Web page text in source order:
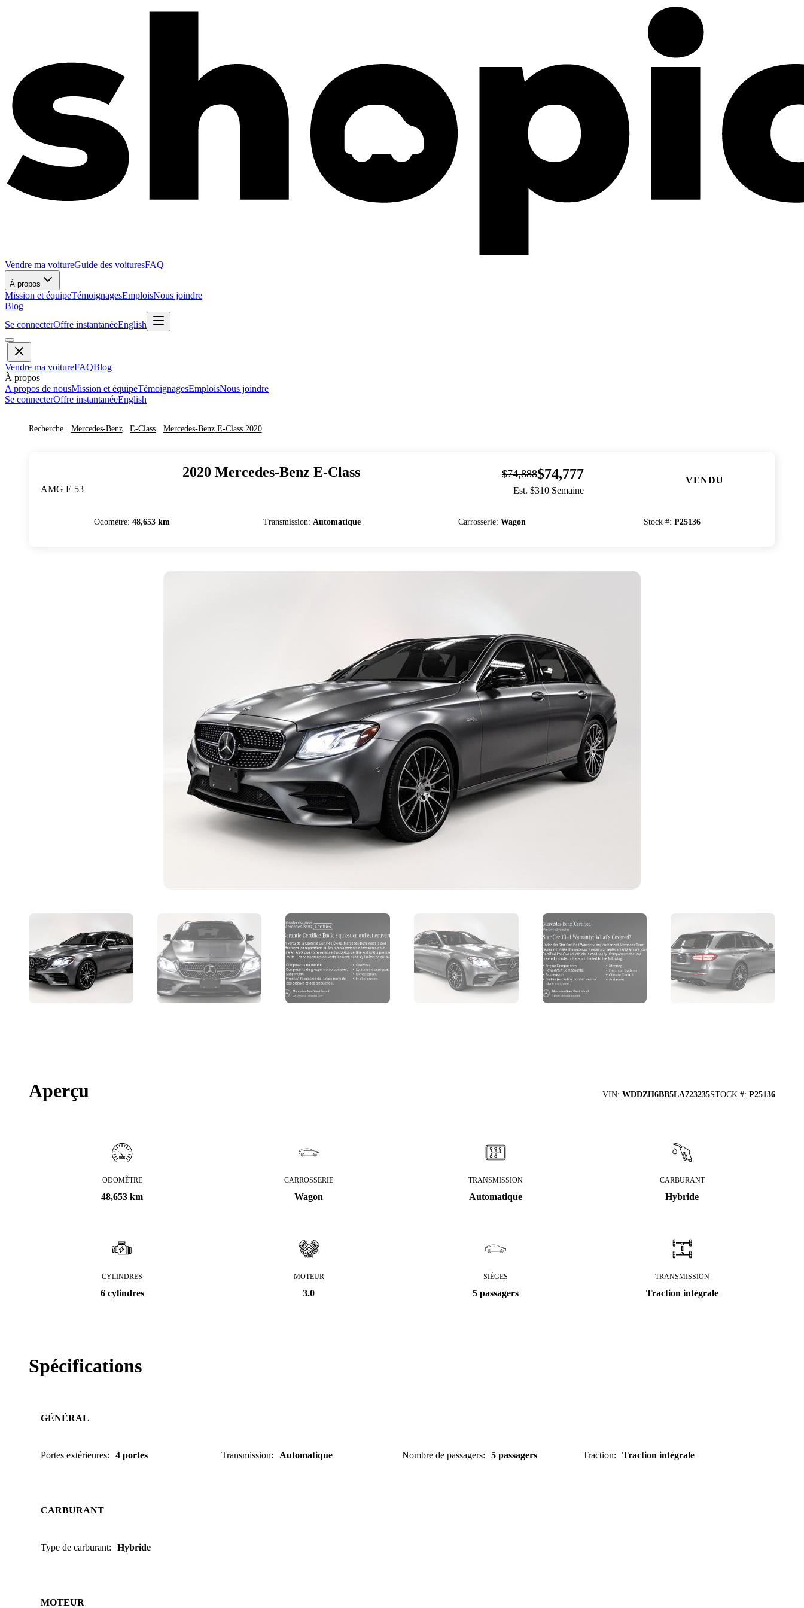
Vendre ma voitureGuide des voituresFAQ
À propos
Mission et équipeTémoignagesEmploisNous joindre
Blog
Se connecterOffre instantanéeEnglish
Vendre ma voitureFAQBlog
À propos
A propos de nousMission et équipeTémoignagesEmploisNous joindre
Se connecterOffre instantanéeEnglish
Recherche Mercedes-Benz E-Class Mercedes-Benz E-Class 2020
2020 Mercedes-Benz E-Class
AMG E 53
$74,888$74,777
Est. $310 Semaine
VENDU
Odomètre:48,653 km Transmission:Automatique Carrosserie: Wagon Stock #: P25136
Aperçu VIN: WDDZH6BB5LA723235STOCK #: P25136
ODOMÈTRE
48,653 km
CARROSSERIE
Wagon
TRANSMISSION
Automatique
CARBURANT
Hybride
CYLINDRES
6 cylindres
MOTEUR
3.0
SIÈGES
5 passagers
TRANSMISSION
Traction intégrale
Spécifications
GÉNÉRAL
Portes extérieures: 4 portes Transmission: Automatique Nombre de passagers: 5 passagers Traction: Traction intégrale
CARBURANT
Type de carburant: Hybride
MOTEUR